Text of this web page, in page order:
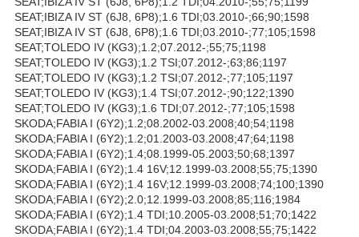
SEAT;IBIZA IV ST (6J8, 6P8);1.6 TDI;03.2010-;66;90;1598
SEAT;IBIZA IV ST (6J8, 6P8);1.6 TDI;03.2010-;77;105;1598
SEAT;TOLEDO IV (KG3);1.2;07.2012-;55;75;1198
SEAT;TOLEDO IV (KG3);1.2 TSI;07.2012-;63;86;1197
SEAT;TOLEDO IV (KG3);1.2 TSI;07.2012-;77;105;1197
SEAT;TOLEDO IV (KG3);1.4 TSI;07.2012-;90;122;1390
SEAT;TOLEDO IV (KG3);1.6 TDI;07.2012-;77;105;1598
SKODA;FABIA I (6Y2);1.2;08.2002-03.2008;40;54;1198
SKODA;FABIA I (6Y2);1.2;01.2003-03.2008;47;64;1198
SKODA;FABIA I (6Y2);1.4;08.1999-05.2003;50;68;1397
SKODA;FABIA I (6Y2);1.4 16V;12.1999-03.2008;55;75;1390
SKODA;FABIA I (6Y2);1.4 16V;12.1999-03.2008;74;100;1390
SKODA;FABIA I (6Y2);2.0;12.1999-03.2008;85;116;1984
SKODA;FABIA I (6Y2);1.4 TDI;10.2005-03.2008;51;70;1422
SKODA;FABIA I (6Y2);1.4 TDI;04.2003-03.2008;55;75;1422